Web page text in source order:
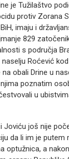
je Tužilaštvo
protiv Zorana
imaju i
829
s područja
Roćević
obali Drine u
poznatim
u
Joviću još nije
da li im je putem
optužnica, a